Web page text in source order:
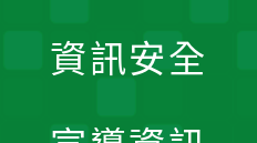
資訊安全